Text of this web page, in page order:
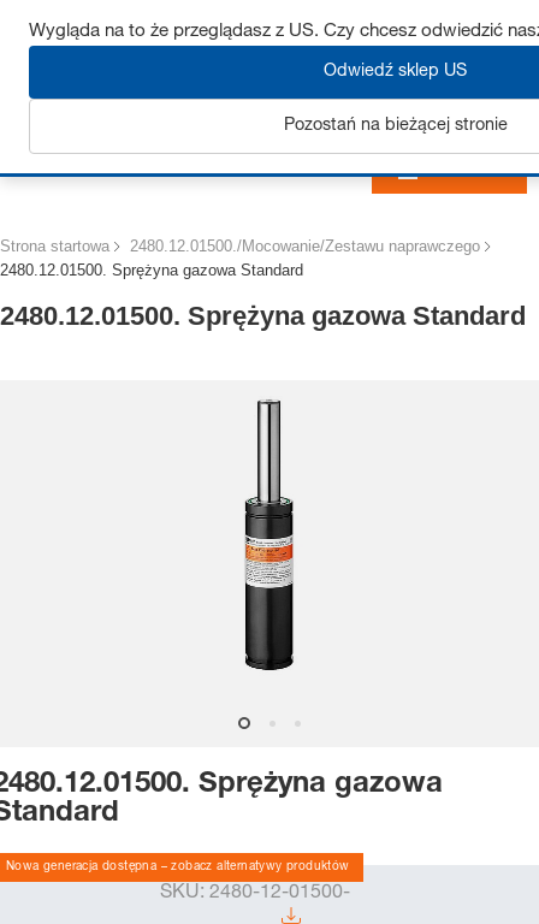
Uzyskaj do 7% zniżki – kliknij tutaj, aby dowiedzieć się więcej
Strona startowa
2480.12.01500./Mocowanie/Zestawu naprawczego
2480.12.01500. Sprężyna gazowa Standard
2480.12.01500. Sprężyna gazowa Standard
Sprężyna gazowa
Nowa generacja dostępna – zobacz alternatywy produktów
SKU: 2480-12-01500-
Wygląda na to że przeglądasz z US. Czy chcesz odwiedzić
Odwiedź sklep US
Pozostań na bieżącej stronie